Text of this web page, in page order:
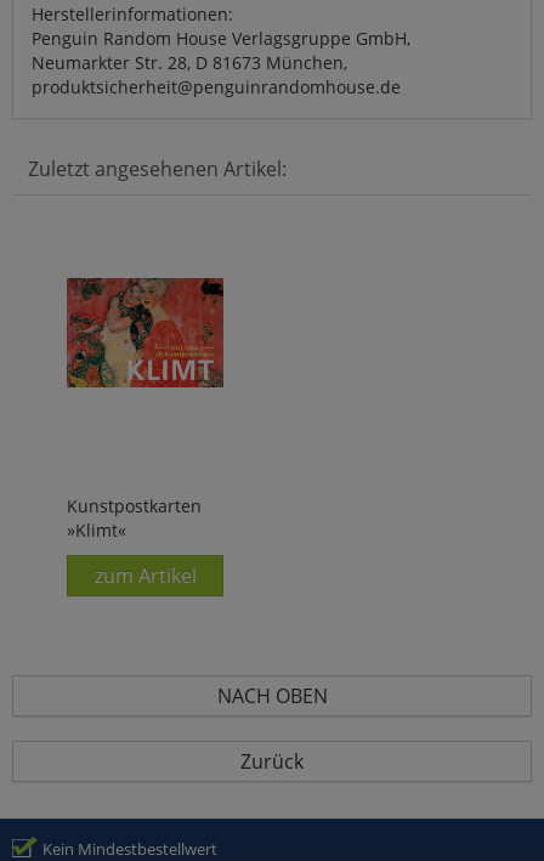
Herstellerinformationen:
Penguin Random House Verlagsgruppe GmbH,
Neumarkter Str. 28, D 81673 München,
produktsicherheit@penguinrandomhouse.de
Zuletzt angesehenen Artikel:
Kunstpostkarten
»Klimt«
zum Artikel
NACH OBEN
Zurück
Kein Mindestbestellwert